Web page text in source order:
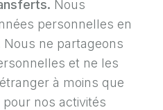
Nous
personnelles en
ne partageons
et ne les
à moins que
nos activités